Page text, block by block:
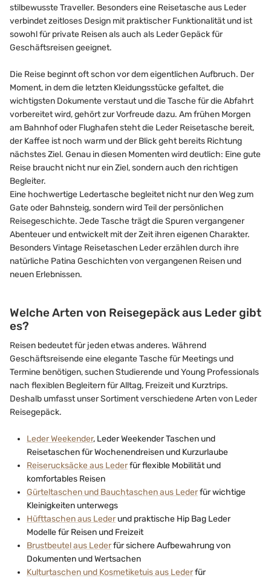
stilbewusste Traveller. Besonders eine Reisetasche aus Leder
verbindet zeitloses Design mit praktischer Funktionalität und ist
sowohl für private Reisen als auch als Leder Gepäck für
Geschäftsreisen geeignet.
Die Reise beginnt oft schon vor dem eigentlichen Aufbruch. Der
Moment, in dem die letzten Kleidungsstücke gefaltet, die
wichtigsten Dokumente verstaut und die Tasche für die Abfahrt
vorbereitet wird, gehört zur Vorfreude dazu. Am frühen Morgen
am Bahnhof oder Flughafen steht die Leder Reisetasche bereit,
der Kaffee ist noch warm und der Blick geht bereits Richtung
nächstes Ziel. Genau in diesen Momenten wird deutlich: Eine gute
Reise braucht nicht nur ein Ziel, sondern auch den richtigen
Begleiter.
Eine hochwertige Ledertasche begleitet nicht nur den Weg zum
Gate oder Bahnsteig, sondern wird Teil der persönlichen
Reisegeschichte. Jede Tasche trägt die Spuren vergangener
Abenteuer und entwickelt mit der Zeit ihren eigenen Charakter.
Besonders Vintage Reisetaschen Leder erzählen durch ihre
natürliche Patina Geschichten von vergangenen Reisen und
neuen Erlebnissen.
Welche Arten von Reisegepäck aus Leder gibt
es?
Reisen bedeutet für jeden etwas anderes. Während
Geschäftsreisende eine elegante Tasche für Meetings und
Termine benötigen, suchen Studierende und Young Professionals
nach flexiblen Begleitern für Alltag, Freizeit und Kurztrips.
Deshalb umfasst unser Sortiment verschiedene Arten von Leder
Reisegepäck.
Leder Weekender, Leder Weekender Taschen und
Reisetaschen für Wochenendreisen und Kurzurlaube
Reiserucksäcke aus Lederfür flexible Mobilität und
komfortables Reisen
Gürteltaschen und Bauchtaschen aus Lederfür wichtige
Kleinigkeiten unterwegs
Hüfttaschen aus Leder und praktische Hip Bag Leder
Modelle für Reisen und Freizeit
Brustbeutel aus Lederfür sichere Aufbewahrung von
Dokumenten und Wertsachen
Kulturtaschen und Kosmetiketuis aus Lederfür